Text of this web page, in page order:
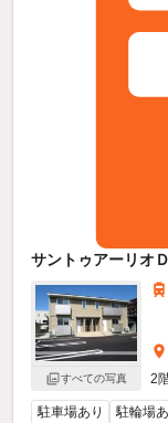
サントゥアーリオ
すべての写真
2
駐車場あり 駐輪場